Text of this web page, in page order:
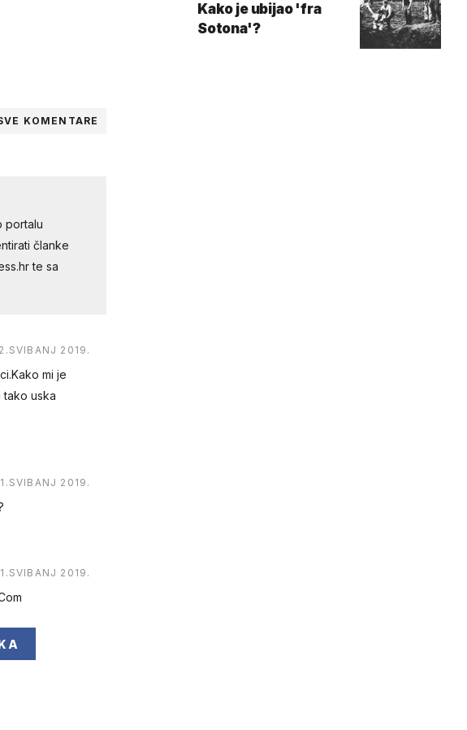
KOMENTARE
portalu
članke
te sa
2019.
mi je
uska
2019.
2019.
Kako je ubijao 'fra
Sotona'?